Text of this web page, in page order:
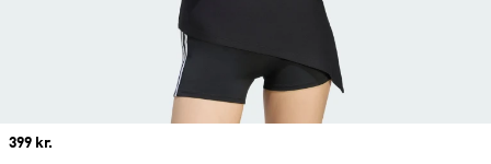
Price
399 kr.